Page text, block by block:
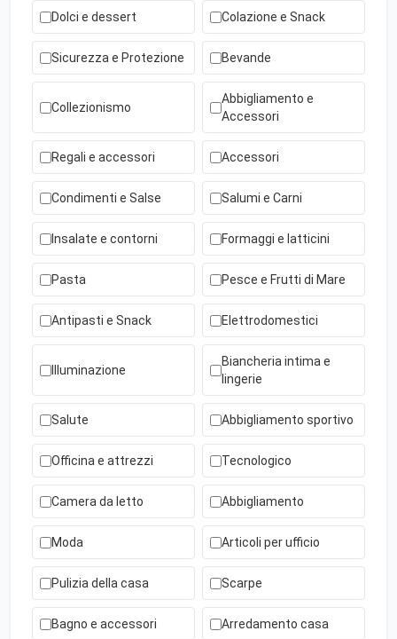
Dolci e dessert Colazione e Snack
Sicurezza e Protezione Bevande
Collezionismo
Abbigliamento e
Accessori
Regali e accessori Accessori
Condimenti e Salse Salumi e Carni
Insalate e contorni Formaggi e latticini
Pasta Pesce e Frutti di Mare
Antipasti e Snack Elettrodomestici
Illuminazione
Biancheria intima e
lingerie
Salute Abbigliamento sportivo
Officina e attrezzi Tecnologico
Camera da letto Abbigliamento
Moda Articoli per ufficio
Pulizia della casa Scarpe
Bagno e accessori Arredamento casa